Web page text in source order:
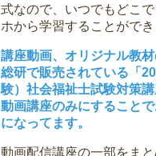
式なので、いつでもどこ
ホから学習することができ
講座動画、オリジナル教
総研で販売されている「
験）社会福祉士試験対策講
動画講座のみにすること
になってます。
動画配信講座の一部をま